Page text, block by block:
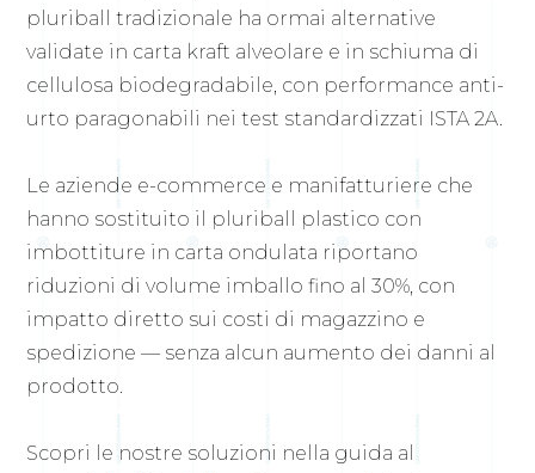
pluriball tradizionale ha ormai alternative
validate in carta kraft alveolare e in schiuma di
cellulosa biodegradabile, con performance anti-
urto paragonabili nei test standardizzati ISTA 2A.
Le aziende e-commerce e manifatturiere che
hanno sostituito il pluriball plastico con
imbottiture in carta ondulata riportano
riduzioni di volume imballo fino al 30%, con
impatto diretto sui costi di magazzino e
spedizione — senza alcun aumento dei danni al
prodotto.
Scopri le nostre soluzioni nella guida al